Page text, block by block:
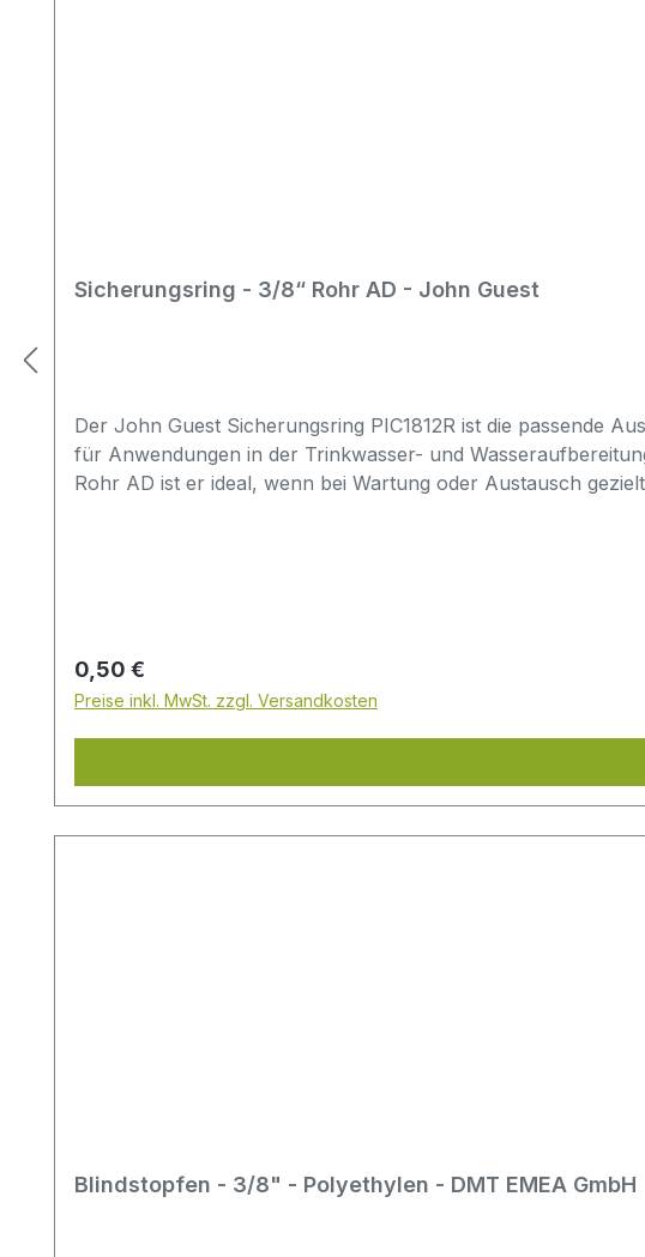
Sicherungsring - 3/8“ Rohr AD - John Guest
Der John Guest Sicherungsring PIC1812R ist die passende
für Anwendungen in der Trinkwasser- und
Rohr AD ist er ideal, wenn bei Wartung oder Austausch
ist die Rohrgröße: PIC1812R ist für 3/8" Rohr AD, PIC1808R
passende John Guest Speedfit Verbindungen
ähnlichen Sicherungsringen und unterschiedlichen Größen zu
Regulärer Preis:
0,50 €
Preise inkl. MwSt. zzgl. Versandkosten
Blindstopfen - 3/8" - Polyethylen - DMT EMEA GmbH